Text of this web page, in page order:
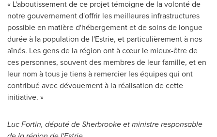
« L'aboutissement de ce projet témoigne de la volonté de
notre gouvernement d'offrir les meilleures infrastructures
possible en matière d'hébergement et de soins de longue
durée à la population de l'Estrie, et particulièrement à nos
aînés. Les gens de la région ont à cœur le mieux-être de
ces personnes, souvent des membres de leur famille, et en
leur nom à tous je tiens à remercier les équipes qui ont
contribué avec dévouement à la réalisation de cette
initiative. »
Luc Fortin, député deSherbrookeet ministre responsable